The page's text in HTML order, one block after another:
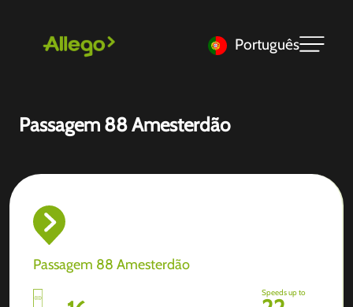
Português
Passagem 88 Amesterdão
Passagem 88 Amesterdão
Speeds up to